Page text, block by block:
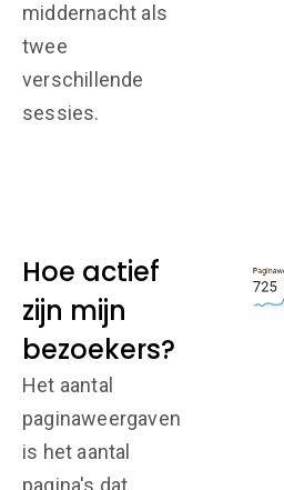
middernacht als
twee
verschillende
sessies.
Hoe actief
zijn mijn
bezoekers?
Het aantal
paginaweergaven
is het aantal
pagina's dat